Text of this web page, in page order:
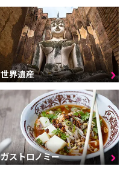
世界遺産
ガストロノミー